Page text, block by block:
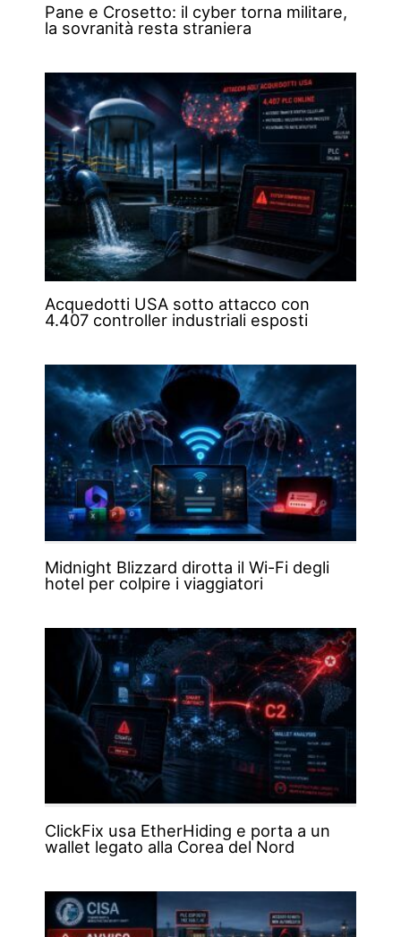
Pane e Crosetto: il cyber torna militare,
la sovranità resta straniera
Acquedotti USA sotto attacco con
4.407 controller industriali esposti
Midnight Blizzard dirotta il Wi-Fi degli
hotel per colpire i viaggiatori
ClickFix usa EtherHiding e porta a un
wallet legato alla Corea del Nord